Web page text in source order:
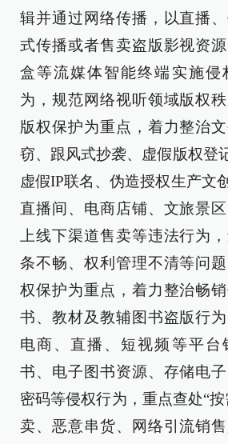
辑并通过网络传播，以直播
式传播或者售卖盗版影视资
盒等流媒体智能终端实施侵
为，规范网络视听领域版权
版权保护为重点，着力整治
窃、跟风式抄袭、虚假版权登
虚假IP联名、伪造授权生产文
直播间、电商店铺、文旅景
上线下渠道售卖等违法行为
条不畅、权利管理不清等问
权保护为重点，着力整治畅
书、教材及教辅图书盗版行
电商、直播、短视频等平台
书、电子图书资源、存储电
密码等侵权行为，重点查处“
卖、恶意串货、网络引流销